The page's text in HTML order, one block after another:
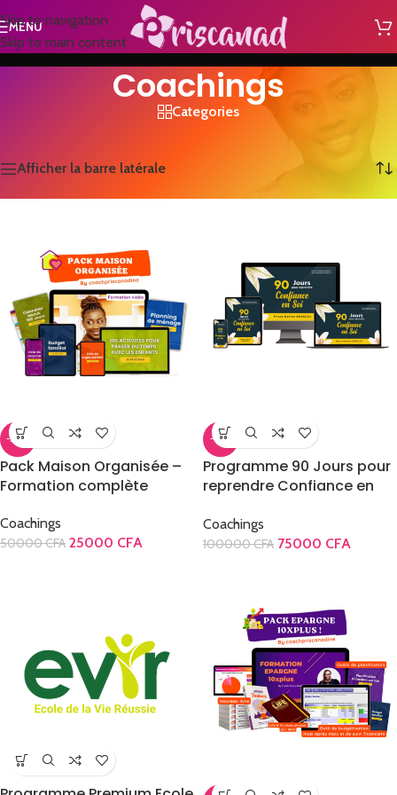
Skip to navigation
Skip to main content
MENU
Coachings
Categories
4 résultats affichés
Afficher la barre latérale
-50%
Pack Maison Organisée –
Formation complète
Coachings
50000CFA 25000 CFA
-25%
Programme 90 Jours pour
reprendre Confiance en
Coachings
100000CFA 75000 CFA